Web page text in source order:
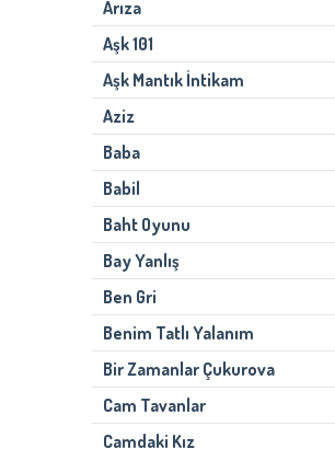
Arıza
Aşk 101
Aşk Mantık İntikam
Aziz
Baba
Babil
Baht Oyunu
Bay Yanlış
Ben Gri
Benim Tatlı Yalanım
Bir Zamanlar Çukurova
Cam Tavanlar
Camdaki Kız